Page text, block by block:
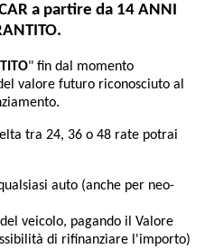
a partire da 14 ANNI
" fin dal momento
valore futuro riconosciuto al
tra 24, 36 o 48 rate potrai
auto (anche per neo-
veicolo, pagando il Valore
di rifinanziare l'importo)